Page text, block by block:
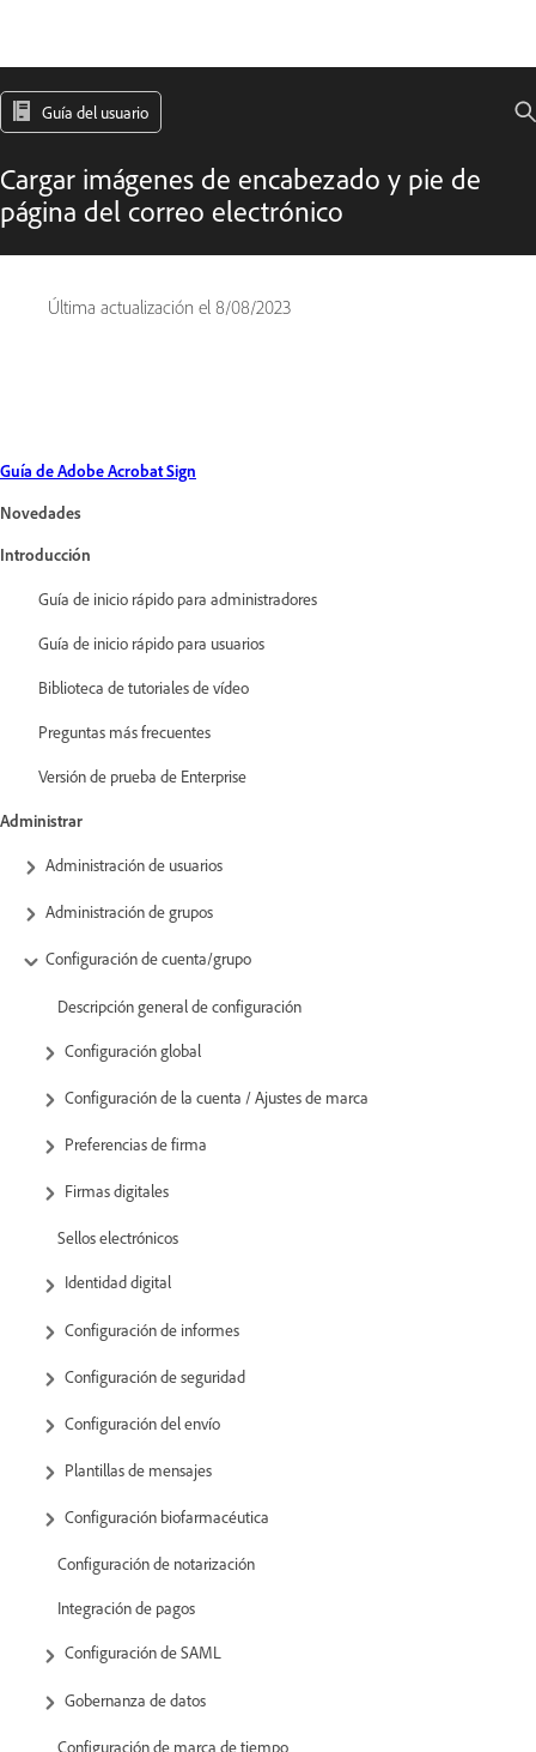
Guía del usuario
Cargar imágenes de encabezado y pie de
página del correo electrónico
Última actualización el 8/08/2023
Guía de Adobe Acrobat Sign
Novedades
Introducción
Guía de inicio rápido para administradores
Guía de inicio rápido para usuarios
Biblioteca de tutoriales de vídeo
Preguntas más frecuentes
Versión de prueba de Enterprise
Administrar
Administración de usuarios
Administración de grupos
Configuración de cuenta/grupo
Descripción general de configuración
Configuración global
Configuración de la cuenta / Ajustes de marca
Preferencias de firma
Firmas digitales
Sellos electrónicos
Identidad digital
Configuración de informes
Configuración de seguridad
Configuración del envío
Plantillas de mensajes
Configuración biofarmacéutica
Configuración de notarización
Integración de pagos
Configuración de SAML
Gobernanza de datos
Configuración de marca de tiempo